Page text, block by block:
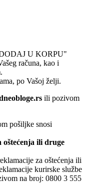
U KORPU"
računa, kao i
po Vašoj želji.
ili pozivom
pošiljke snosi
oštećenja ili druge
za oštećenja ili
kurirske službe
na broj: 0800 3 555